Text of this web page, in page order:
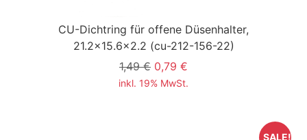
CU-Dichtring für offene Düsenhalter,
21.2x15.6x2.2 (cu-212-156-22)
1,49 € 0,79 €
inkl. 19% MwSt.
SALE!